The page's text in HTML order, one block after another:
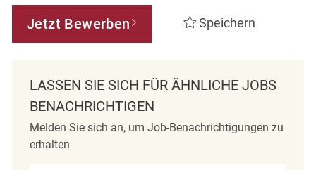
Jetzt Bewerben Speichern
LASSEN SIE SICH FÜR ÄHNLICHE JOBS
BENACHRICHTIGEN
Melden Sie sich an, um Job-Benachrichtigungen zu
erhalten